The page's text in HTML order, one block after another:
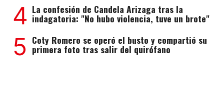
4 La confesión de Candela Arizaga tras la
indagatoria: "No hubo violencia, tuve un brote"
5 Coty Romero se operó el busto y compartió su
primera foto tras salir del quirófano